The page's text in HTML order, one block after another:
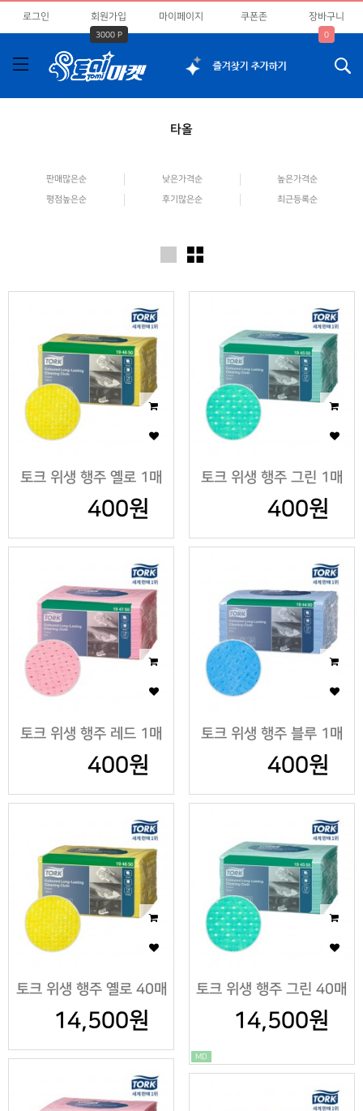
로그인 회원가입
3000 P
마이페이지 쿠폰존 장바구니
0
타올
판매많은순 낮은가격순 높은가격순
평점높은순 후기많은순 최근등록순
토크 위생 행주 옐로 1매
400원
토크 위생 행주 그린 1매
400원
토크 위생 행주 레드 1매
400원
토크 위생 행주 블루 1매
400원
토크 위생 행주 옐로 40매
14,500원
토크 위생 행주 그린 40매
14,500원
MD